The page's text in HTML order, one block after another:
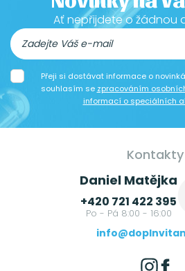
Ať nepřijdete o žádnou
Přeji si dostávat informace o
souhlasím se zpracováním
informací o speciálních
Kontakty
Daniel Matějka
+420 721 422 395
Po - Pá 8:00 - 16:00